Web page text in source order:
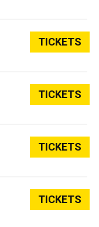
TICKETS
TICKETS
TICKETS
TICKETS